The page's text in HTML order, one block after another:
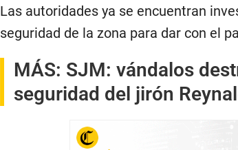
d
s
o
f
s
e
o
Las autoridades ya se encuentran
seguridad de la zona para dar con el
MÁS: SJM: vándalos
seguridad del jirón